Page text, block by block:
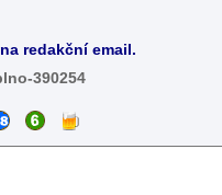
redakční email.
390254